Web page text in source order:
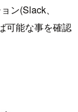
ン(Slack、
可能な事を確認